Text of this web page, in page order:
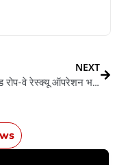
NEXT
झारखंड रोप-वे रेस्क्यू ऑपरेशन भइल पूरा